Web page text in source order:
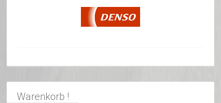
Warenkorb !